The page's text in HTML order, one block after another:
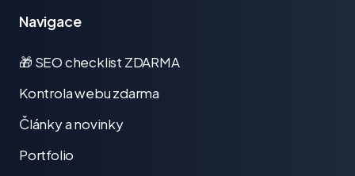
Navigace
🎁 SEO checklist ZDARMA
Kontrola webu zdarma
Články a novinky
Portfolio